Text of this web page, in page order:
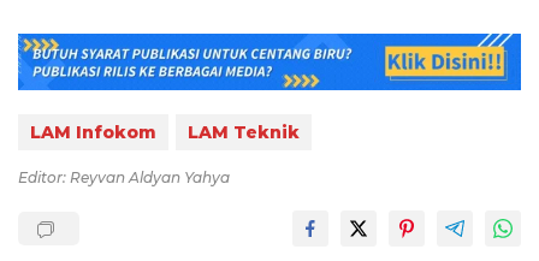
LAM Infokom LAM Teknik
Editor: Reyvan Aldyan Yahya